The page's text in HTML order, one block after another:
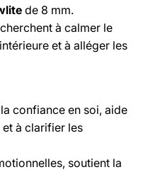
de 8 mm.
à calmer le
et à alléger les
confiance en soi, aide
à clarifier les
soutient la